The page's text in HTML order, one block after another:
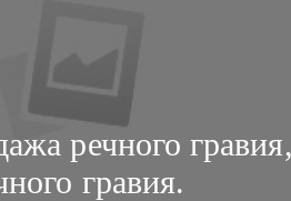
речного
гравия.